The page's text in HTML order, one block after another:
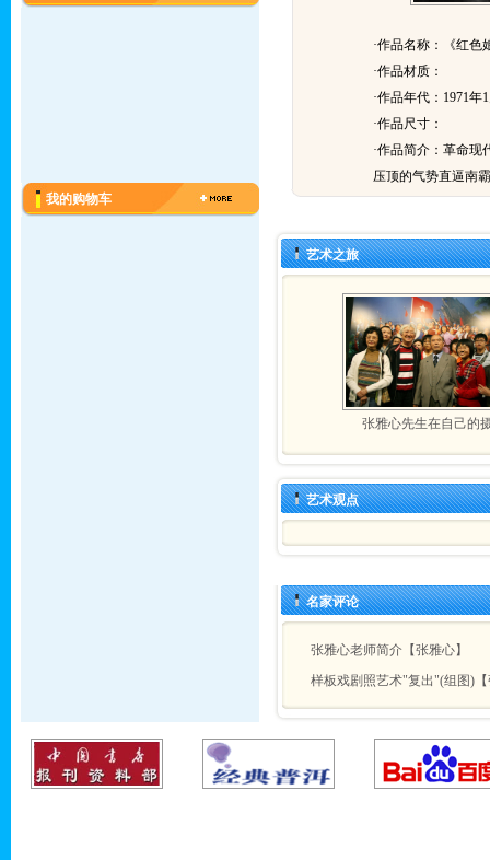
我的购物车
·作品名称：《红色
·作品材质：
·作品年代：1971年
·作品尺寸：
·作品简介： 革命现
压顶的气势
艺术之旅
张雅心先生在自己的
艺术观点
名家评论
张雅心老师简介【张雅心】
样板戏剧照艺术"复出"(组图)